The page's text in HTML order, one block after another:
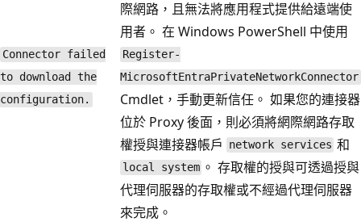
Connector failed
to download the
configuration.
際網路，且無法將應用程式提供給遠端使
用者。 在 Windows PowerShell 中使用
Register-
MicrosoftEntraPrivateNetworkConnector
Cmdlet，手動更新信任。 如果您的連接器
位於 Proxy 後面，則必須將網際網路存取
權授與連接器帳戶
network services 和
local system 。 存取權的授與可透過授與
代理伺服器的存取權或不經過代理伺服器
來完成。